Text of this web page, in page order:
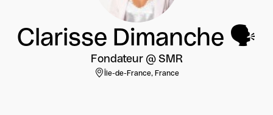
Clarisse Dimanche 🗣
Fondateur @ SMR
Île-de-France, France